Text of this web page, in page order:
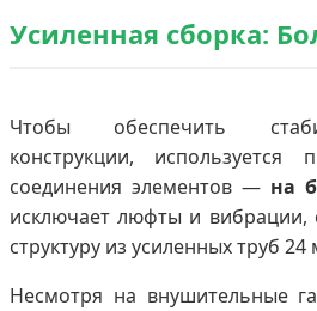
Усиленная сборка:
Чтобы обеспечить
конструкции, используется
соединения элементов — на
исключает люфты и вибрации,
структуру из усиленных труб 24
Несмотря на внушительные